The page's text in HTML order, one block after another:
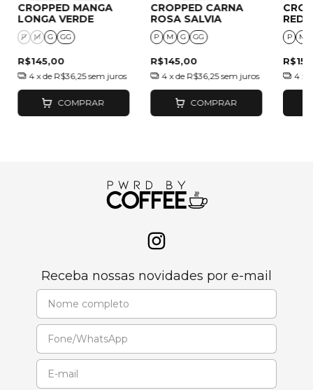
CROPPED MANGA
LONGA VERDE
P M G GG
R$145,00
4 x de R$36,25 sem juros
COMPRAR
CROPPED CARNA
ROSA SALVIA
P M G GG
R$145,00
4 x de R$36,25 sem juros
COMPRAR
RED
P M
4 x
Receba nossas novidades por e-mail